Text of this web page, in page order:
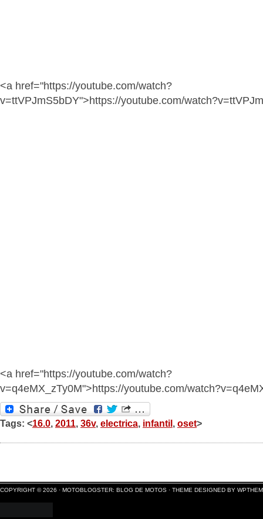
<a href="https://youtube.com/watch?
v=ttVPJmS5bDY">https://youtube.com/
<a href="https://youtube.com/watch?
v=q4eMX_zTy0M">https://youtube.com/
Tags: <16.0, 2011, 36v, electrica, infantil, oset>
COPYRIGHT © 2026 · MOTOBLOGSTER: BLOG DE MOTOS · THEME DESIGNED BY